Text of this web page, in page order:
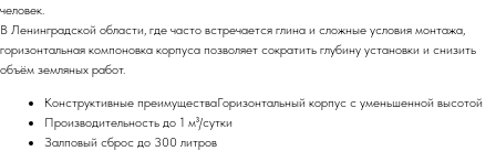
человек.
В Ленинградской области, где часто встречается глина и сложные условия монтажа,
горизонтальная компоновка корпуса позволяет сократить глубину установки и снизить
объём земляных работ.
Конструктивные преимуществаГоризонтальный корпус с уменьшенной высотой
Производительность до 1 м³/сутки
Залповый сброс до 300 литров